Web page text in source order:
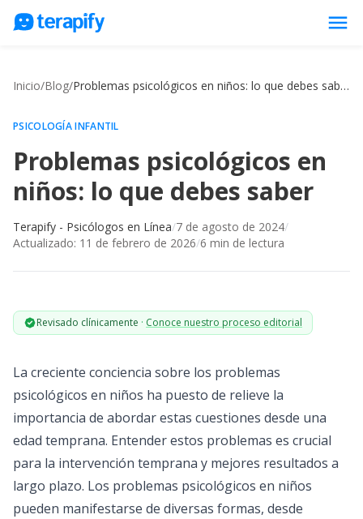
menu
Opiniones
Empresas
Preguntas frecuentes
Trabaja con nosotros
Inicio/Blog/ Problemas psicológicos en niños: lo que debes saber
PSICOLOGÍA INFANTIL
Problemas psicológicos en
niños: lo que debes saber
Terapify - Psicólogos en Línea/7 de agosto de 2024/
Actualizado: 11 de febrero de 2026/6 min de lectura
Revisado clínicamente · Conoce nuestro proceso editorial
La creciente conciencia sobre los problemas
psicológicos en niños ha puesto de relieve la
importancia de abordar estas cuestiones desde una
edad temprana. Entender estos problemas es crucial
para la intervención temprana y mejores resultados a
largo plazo. Los problemas psicológicos en niños
pueden manifestarse de diversas formas, desde